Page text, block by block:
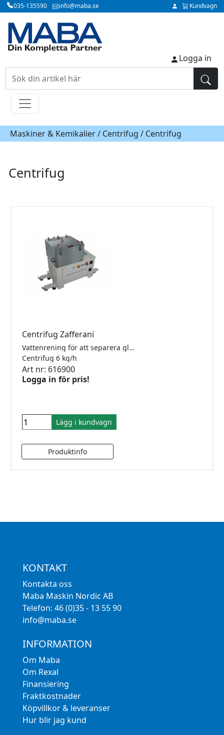
035-135590 info@maba.se Kundvagn
Logga in
Maskiner & Kemikalier / Centrifug / Centrifug
Centrifug
Centrifug Zafferani
Vattenrening för att separera glaspartiklarna ur kylvattnet till fasettslip och CNC-maskiner. Max kapacitet 6 kg per timme.
Centrifug 6 kg/h
Art nr: 616900
Logga in för pris!
Lägg i kundvagn
KONTAKT
Kontakta oss
Maba Maskin Nordic AB
Telefon: 46 (0)35 - 13 55 90
info@maba.se
INFORMATION
Om Maba
Om Rexal
Finansiering
Fraktkostnader
Köpvillkor & leveranser
Hur blir jag kund